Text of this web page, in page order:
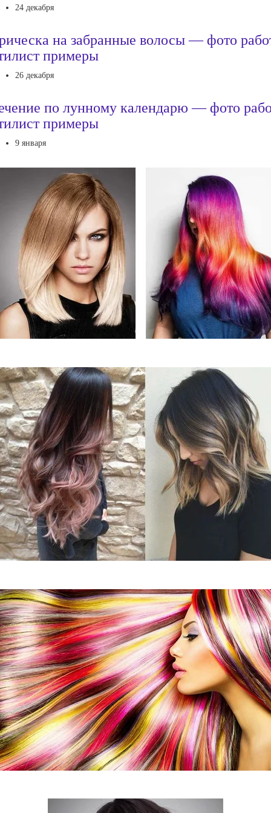
24 декабря
на забранные волосы — фото
примеры
26 декабря
по лунному календарю — фото
примеры
9 января